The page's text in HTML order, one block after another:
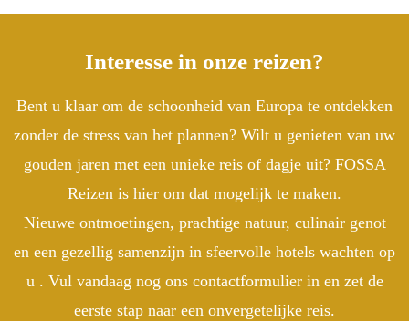
Interesse in onze reizen?
Bent u klaar om de schoonheid van Europa te ontdekken
zonder de stress van het plannen? Wilt u genieten van uw
gouden jaren met een unieke reis of dagje uit? FOSSA
Reizen is hier om dat mogelijk te maken.
Nieuwe ontmoetingen, prachtige natuur, culinair genot
en een gezellig samenzijn in sfeervolle hotels wachten op
u . Vul vandaag nog ons contactformulier in en zet de
eerste stap naar een onvergetelijke reis.